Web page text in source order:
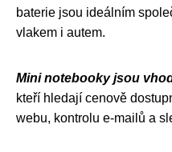
baterie jsou ideálním
vlakem i autem.
Mini notebooky jsou
kteří hledají cenově
webu, kontrolu e-mailů a